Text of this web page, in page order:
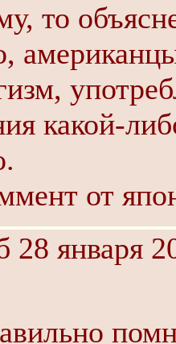
то
какой-
от
28 января